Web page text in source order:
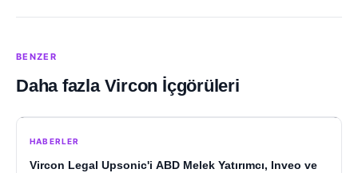
BENZER
Daha fazla Vircon İçgörüleri
HABERLER
Vircon Legal Upsonic'i ABD Melek Yatırımcı, Inveo ve